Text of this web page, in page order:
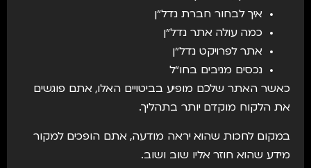
איך לבחור חברת נדל״ן
כמה עולה אתר נדל״ן
אתר לפרויקט נדל״ן
נכסים מניבים בחו״ל
כאשר האתר שלכם מופיע בביטויים האלו, אתם פוגשים
את הלקוח מוקדם יותר בתהליך.
במקום לחכות שהוא יראה מודעה, אתם הופכים למקור
מידע שהוא חוזר אליו שוב ושוב.